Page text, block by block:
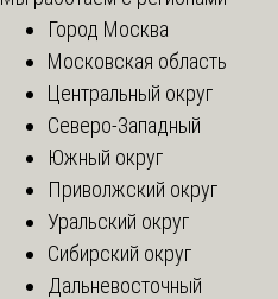
Город Москва
Московская область
Центральный округ
Северо-Западный
Южный округ
Приволжский округ
Уральский округ
Сибирский округ
Дальневосточный